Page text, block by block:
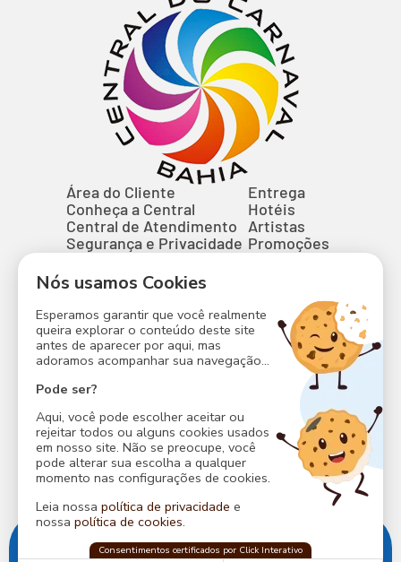
Área do Cliente
Conheça a Central
Central de Atendimento
Segurança e Privacidade
Perguntas Frequentes
Contato
Blocos
Camarotes
Entrega
Hotéis
Artistas
Promoções
Formas de Pagamento
(71) 3797-6100
(71) 99338-6100
Caminho das Árvores, Salvador/ BA.
Nós usamos Cookies
Esperamos garantir que você realmente
queira explorar o conteúdo deste site
antes de aparecer por aqui, mas
adoramos acompanhar sua navegação...
Pode ser?
Aqui, você pode escolher aceitar ou
rejeitar todos ou alguns cookies usados
em nosso site. Não se preocupe, você
pode alterar sua escolha a qualquer
momento nas configurações de cookies.
Leia nossa política de privacidade e
nossa política de cookies.
Consentimentos certificados por Click Interativo
Central do Carnavalconfia naClick Interativo para proteger